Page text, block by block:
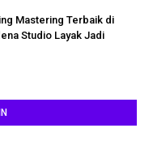
Mastering Terbaik di
Studio Layak Jadi